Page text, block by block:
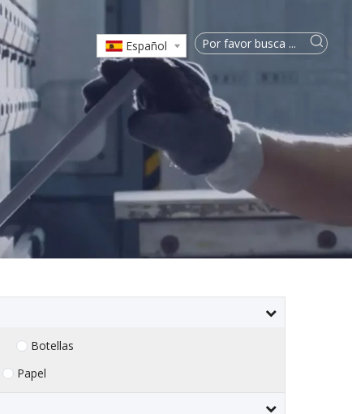
Español
Botellas
Papel